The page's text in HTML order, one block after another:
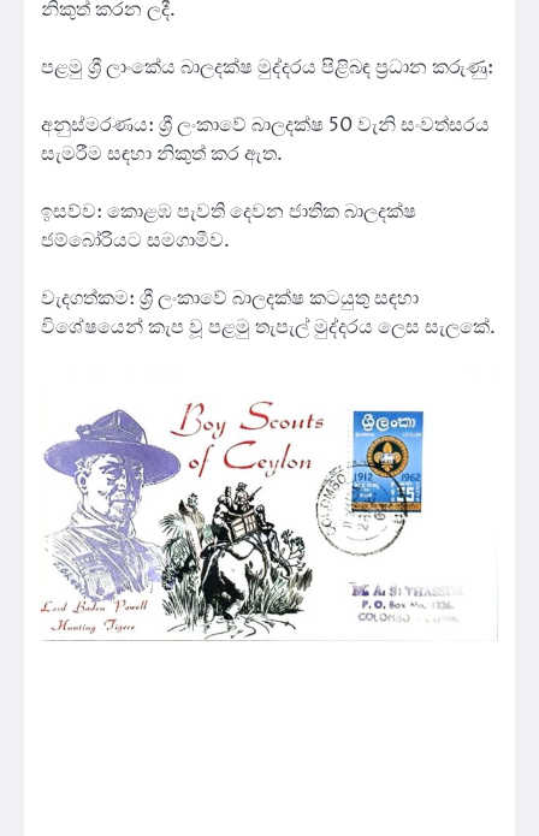
නිකුත් කරන ලදී.
පළමු ශ්‍රී ලාංකේය බාලදක්ෂ මුද්දරය පිළිබඳ ප්‍රධාන කරුණු:
අනුස්මරණය: ශ්‍රී ලංකාවේ බාලදක්ෂ 50 වැනි සංවත්සරය
සැමරීම සඳහා නිකුත් කර ඇත.
ඉසව්ව: කොළඹ පැවති දෙවන ජාතික බාලදක්ෂ
ජම්බෝරියට සමගාමීව.
වැදගත්කම: ශ්‍රී ලංකාවේ බාලදක්ෂ කටයුතු සඳහා
විශේෂයෙන් කැප වූ පළමු තැපැල් මුද්දරය ලෙස සැලකේ.